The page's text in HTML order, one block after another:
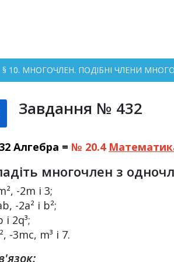
§ 10. МНОГОЧЛЕН. ПОДІБНІ ЧЛЕНИ
Завдання № 432
Алгебра = № 20.4
многочлен з
-2m і 3;
-2a² і b²;
і 2q³;
-3mc, m³ і 7.